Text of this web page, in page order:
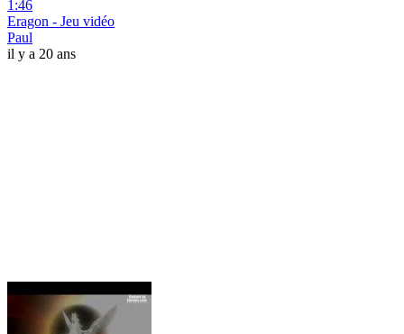
1:46
Eragon - Jeu vidéo
Paul
il y a 20 ans